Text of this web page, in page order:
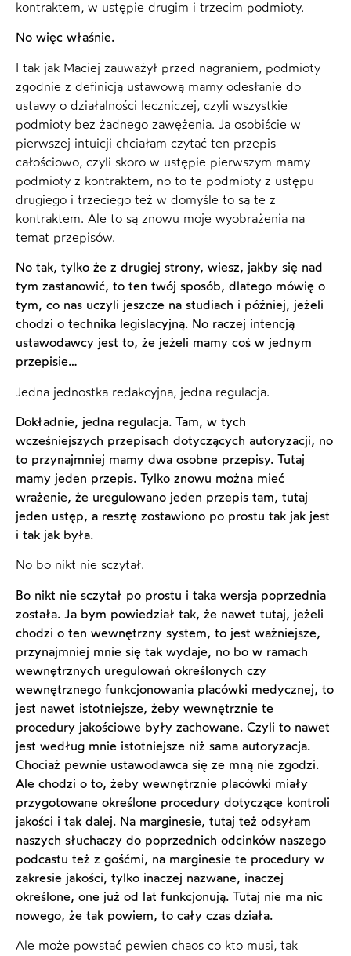
kontraktem, w ustępie drugim i trzecim podmioty.
No więc właśnie.
I tak jak Maciej zauważył przed nagraniem, podmioty
zgodnie z definicją ustawową mamy odesłanie do
ustawy o działalności leczniczej, czyli wszystkie
podmioty bez żadnego zawężenia. Ja osobiście w
pierwszej intuicji chciałam czytać ten przepis
całościowo, czyli skoro w ustępie pierwszym mamy
podmioty z kontraktem, no to te podmioty z ustępu
drugiego i trzeciego też w domyśle to są te z
kontraktem. Ale to są znowu moje wyobrażenia na
temat przepisów.
No tak, tylko że z drugiej strony, wiesz, jakby się nad
tym zastanowić, to ten twój sposób, dlatego mówię o
tym, co nas uczyli jeszcze na studiach i później, jeżeli
chodzi o technika legislacyjną. No raczej intencją
ustawodawcy jest to, że jeżeli mamy coś w jednym
przepisie…
Jedna jednostka redakcyjna, jedna regulacja.
Dokładnie, jedna regulacja. Tam, w tych
wcześniejszych przepisach dotyczących autoryzacji, no
to przynajmniej mamy dwa osobne przepisy. Tutaj
mamy jeden przepis. Tylko znowu można mieć
wrażenie, że uregulowano jeden przepis tam, tutaj
jeden ustęp, a resztę zostawiono po prostu tak jak jest
i tak jak była.
No bo nikt nie sczytał.
Bo nikt nie sczytał po prostu i taka wersja poprzednia
została. Ja bym powiedział tak, że nawet tutaj, jeżeli
chodzi o ten wewnętrzny system, to jest ważniejsze,
przynajmniej mnie się tak wydaje, no bo w ramach
wewnętrznych uregulowań określonych czy
wewnętrznego funkcjonowania placówki medycznej, to
jest nawet istotniejsze, żeby wewnętrznie te
procedury jakościowe były zachowane. Czyli to nawet
jest według mnie istotniejsze niż sama autoryzacja.
Chociaż pewnie ustawodawca się ze mną nie zgodzi.
Ale chodzi o to, żeby wewnętrznie placówki miały
przygotowane określone procedury dotyczące kontroli
jakości i tak dalej. Na marginesie, tutaj też odsyłam
naszych słuchaczy do poprzednich odcinków naszego
podcastu też z gośćmi, na marginesie te procedury w
zakresie jakości, tylko inaczej nazwane, inaczej
określone, one już od lat funkcjonują. Tutaj nie ma nic
nowego, że tak powiem, to cały czas działa.
Ale może powstać pewien chaos co kto musi, tak